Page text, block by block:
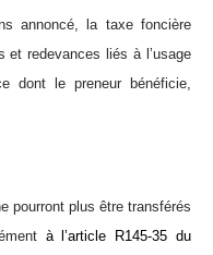
annoncé, la taxe foncière
redevances liés à l’usage
dont le preneur bénéficie,
pourront plus être transférés
à l’article R145-35 du